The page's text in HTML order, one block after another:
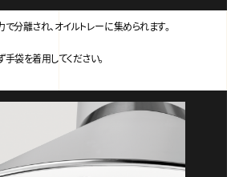
分離され、オイルトレーに集められます。
袋を着用してください。